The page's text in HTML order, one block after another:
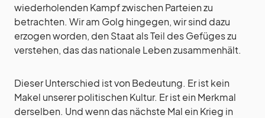
wiederholenden Kampf zwischen Parteien zu
betrachten. Wir am Golg hingegen, wir sind dazu
erzogen worden, den Staat als Teil des Gefüges zu
verstehen, das das nationale Leben zusammenhält.
Dieser Unterschied ist von Bedeutung. Er ist kein
Makel unserer politischen Kultur. Er ist ein Merkmal
derselben. Und wenn das nächste Mal ein Krieg in